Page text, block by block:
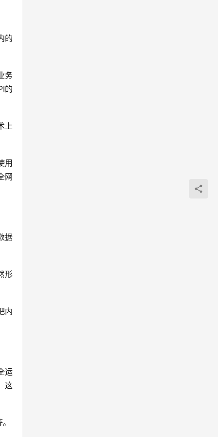
的
务
的
上
用
网
据
形
内
运
这